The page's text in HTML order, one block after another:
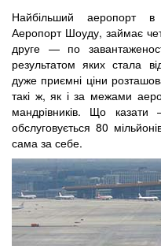
Найбільший аеропорт в
Аеропорт Шоуду, займає
друге — по
результатом яких стала
дуже приємні ціни
такі ж, як і за межами
мандрівників. Що
обслуговується 80
сама за себе.